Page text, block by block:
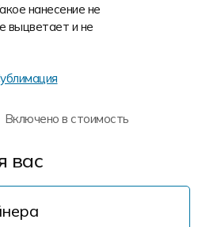
нанесение не
выцветает и не
Включено в стоимость
вас